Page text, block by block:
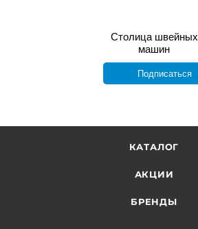
Столица швейных
машин
Подписаться
КАТАЛОГ
АКЦИИ
БРЕНДЫ